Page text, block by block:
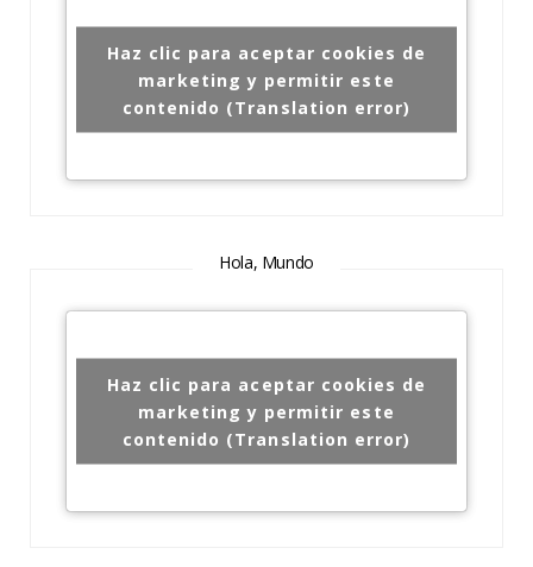
Haz clic para aceptar cookies de
marketing y permitir este
contenido (Translation error)
Hola, Mundo
Haz clic para aceptar cookies de
marketing y permitir este
contenido (Translation error)